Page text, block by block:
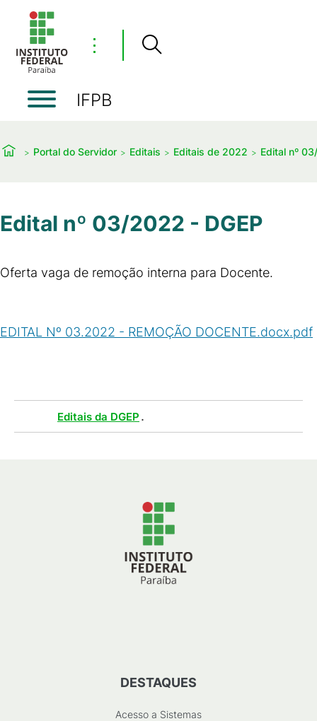
⋮
IFPB
Portal do Servidor Editais Editais de 2022 Edital nº
Edital nº 03/2022 - DGEP
Oferta vaga de remoção interna para Docente.
EDITAL Nº 03.2022 - REMOÇÃO DOCENTE.docx.pdf
Editais da DGEP .
DESTAQUES
Acesso a Sistemas